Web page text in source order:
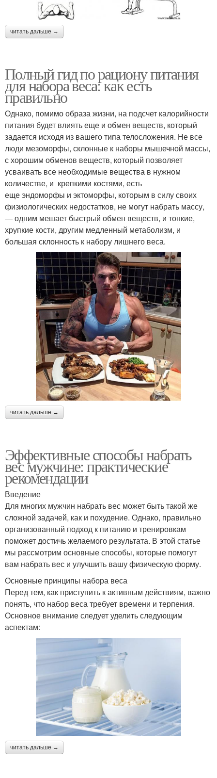
читать дальше →
Полный гид по рациону питания
для набора веса: как есть
правильно
Однако, помимо образа жизни, на подсчет калорийности
питания будет влиять еще и обмен веществ, который
задается исходя из вашего типа телосложения. Не все
люди мезоморфы, склонные к наборы мышечной массы,
с хорошим обменов веществ, который позволяет
усваивать все необходимые вещества в нужном
количестве, и крепкими костями, есть
еще эндоморфы и эктоморфы, которым в силу своих
физиологических недостатков, не могут набрать массу,
— одним мешает быстрый обмен веществ, и тонкие,
хрупкие кости, другим медленный метаболизм, и
большая склонность к набору лишнего веса.
читать дальше →
Эффективные способы набрать
вес мужчине: практические
рекомендации
Введение
Для многих мужчин набрать вес может быть такой же
сложной задачей, как и похудение. Однако, правильно
организованный подход к питанию и тренировкам
поможет достичь желаемого результата. В этой статье
мы рассмотрим основные способы, которые помогут
вам набрать вес и улучшить вашу физическую форму.
Основные принципы набора веса
Перед тем, как приступить к активным действиям, важно
понять, что набор веса требует времени и терпения.
Основное внимание следует уделить следующим
аспектам:
читать дальше →